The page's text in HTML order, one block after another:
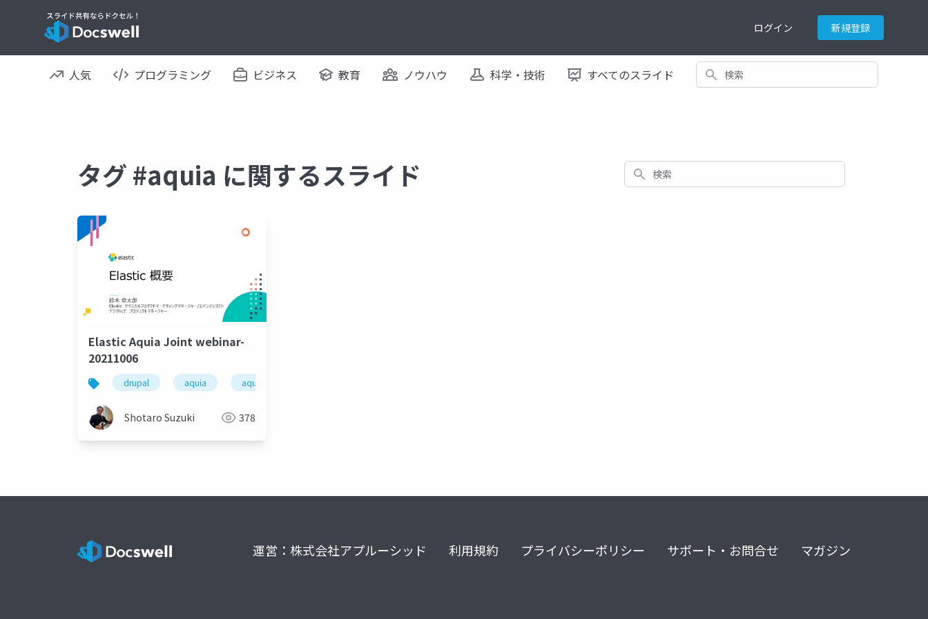
ログイン 新規登録
人気 プログラミング ビジネス 教育 ノウハウ 科学・技術 すべてのスライド 検索
タグ #aquia に関するスライド 検索
Elastic Aquia Joint webinar-
20211006
drupal aquia aquia cloud
Shotaro Suzuki 378
運営：株式会社アプルーシッド 利用規約 プライバシーポリシー サポート・お問合せ マガジン